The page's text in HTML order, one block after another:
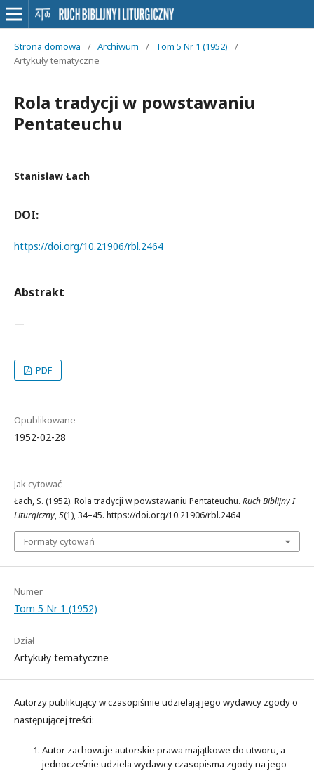
Strona domowa / Archiwum / Tom 5 Nr 1 (1952)
/
Artykuły tematyczne
Rola tradycji w powstawaniu
Pentateuchu
Stanisław Łach
DOI:
https://doi.org/10.21906/rbl.2464
Abstrakt
—
PDF
Opublikowane
1952-02-28
Jak cytować
Łach, S. (1952). Rola tradycji w powstawaniu Pentateuchu. Ruch Biblijny I
Liturgiczny,5(1), 34–45. https://doi.org/10.21906/rbl.2464
Formaty cytowań
Numer
Tom 5 Nr 1 (1952)
Dział
Artykuły tematyczne
Autorzy publikujący w czasopiśmie udzielają jego wydawcy zgody o
następującej treści:
Autor zachowuje autorskie prawa majątkowe do utworu, a
jednocześnie udziela wydawcy czasopisma zgody na jego